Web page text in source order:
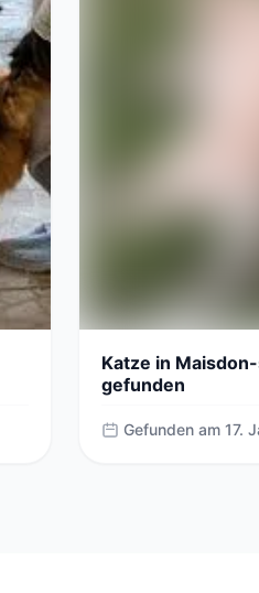
SENSIBLER INHALT
Bild anzeigen
Katze in
gefunden
Gefunden am 17.